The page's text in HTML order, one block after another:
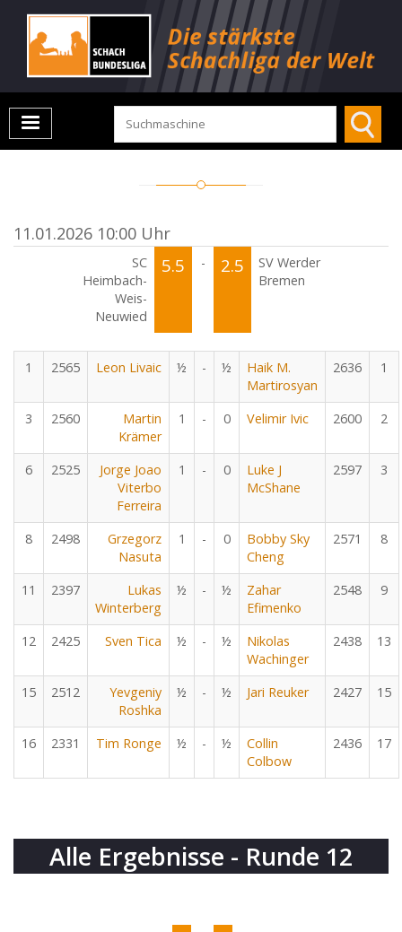
11.01.2026 10:00 Uhr
SC
Heimbach-
Weis-
Neuwied
5.5 - 2.5
SV Werder
Bremen
1 2565 Leon Livaic ½ - ½
Haik M.
Martirosyan
2636 1
3 2560
Martin
Krämer
1 - 0 Velimir Ivic 2600 2
6 2525
Jorge Joao
Viterbo
Ferreira
1 - 0
Luke J
McShane
2597 3
8 2498
Grzegorz
Nasuta
1 - 0
Bobby Sky
Cheng
2571 8
11 2397
Lukas
Winterberg
½ - ½
Zahar
Efimenko
2548 9
12 2425 Sven Tica ½ - ½
Nikolas
Wachinger
2438 13
15 2512
Yevgeniy
Roshka
½ - ½ Jari Reuker 2427 15
16 2331 Tim Ronge ½ - ½
Collin
Colbow
2436 17
Alle Ergebnisse - Runde 12